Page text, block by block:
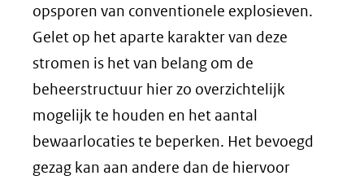
opsporen van conventionele explosieven.
Gelet op het aparte karakter van deze
stromen is het van belang om de
beheerstructuur hier zo overzichtelijk
mogelijk te houden en het aantal
bewaarlocaties te beperken. Het bevoegd
gezag kan aan andere dan de hiervoor